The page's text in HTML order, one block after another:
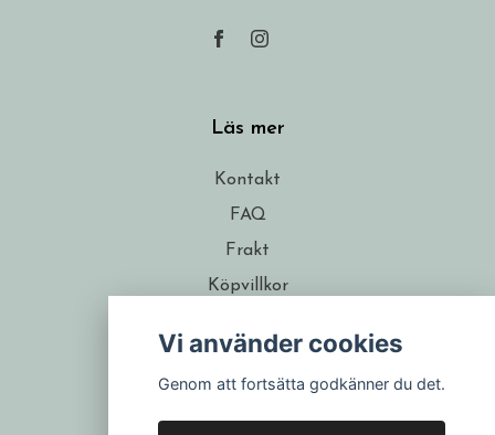
Läs mer
Kontakt
FAQ
Frakt
Köpvillkor
Återförsäljare
Presentkort
Vi använder cookies
Genom att fortsätta godkänner du det.